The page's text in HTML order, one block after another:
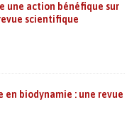
une action bénéfique sur
scientifique
biodynamie : une revue